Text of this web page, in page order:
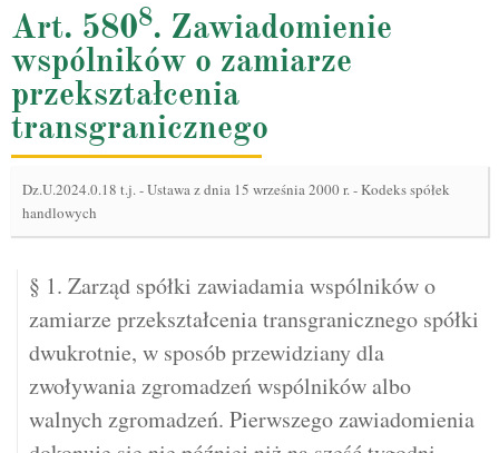
Art. 5808. Zawiadomienie
wspólników o zamiarze
przekształcenia
transgranicznego
Dz.U.2024.0.18 t.j.-Ustawa z dnia 15 września 2000 r. - Kodeks spółek
handlowych
§ 1. Zarząd spółki zawiadamia wspólników o
zamiarze przekształcenia transgranicznego spółki
dwukrotnie, w sposób przewidziany dla
zwoływania zgromadzeń wspólników albo
walnych zgromadzeń. Pierwszego zawiadomienia